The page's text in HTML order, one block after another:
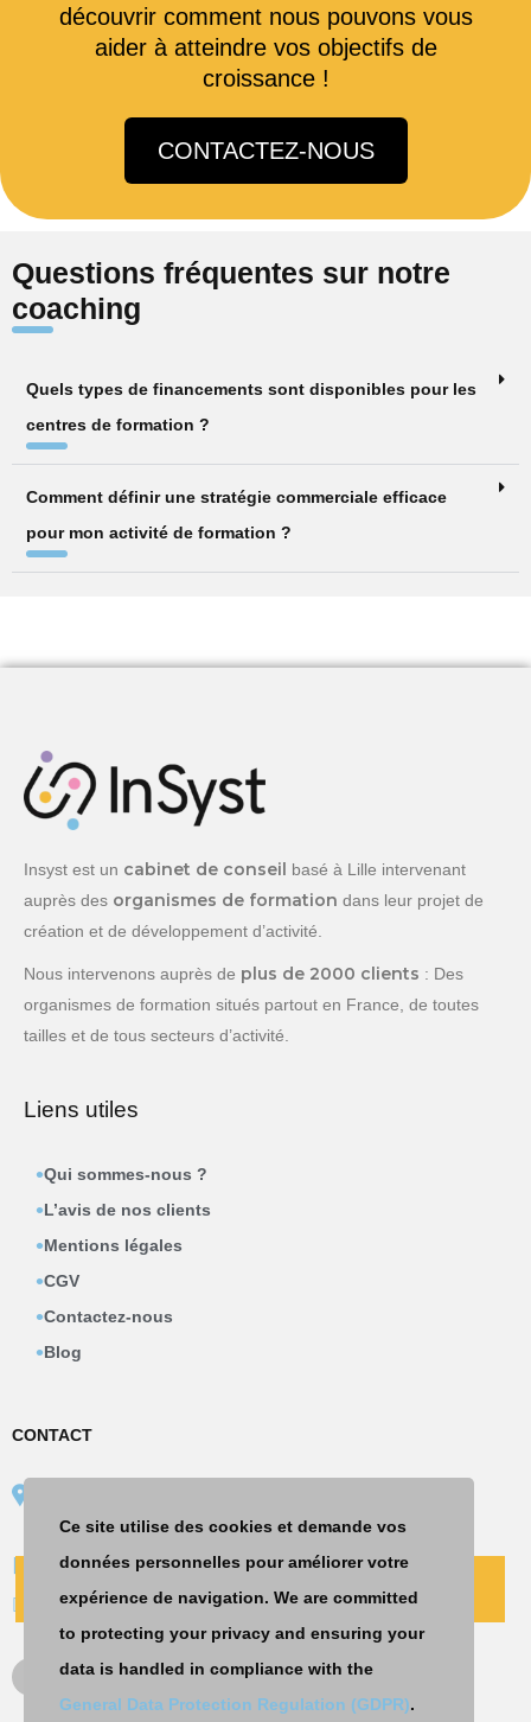
découvrir comment nous pouvons vous
aider à atteindre vos objectifs de
croissance !
CONTACTEZ-NOUS
Questions fréquentes sur notre
coaching
Quels types de financements sont disponibles pour les
centres de formation ?
Comment définir une stratégie commerciale efficace
pour mon activité de formation ?
Insyst est un cabinet de conseil basé à Lille intervenant
auprès des organismes de formation dans leur projet de
création et de développement d’activité.
Nous intervenons auprès de plus de 2000 clients : Des
organismes de formation situés partout en France, de toutes
tailles et de tous secteurs d’activité.
Liens utiles
Qui sommes-nous ?
L’avis de nos clients
Mentions légales
CGV
Contactez-nous
Blog
CONTACT
59000 LILLE
09 74 19 00 20
contact@insyst.fr
CONTACT PRENDRE UN RDV
Ce site utilise des cookies et demande vos
données personnelles pour améliorer votre
expérience de navigation. We are committed
to protecting your privacy and ensuring your
data is handled in compliance with the
General Data Protection Regulation (GDPR).